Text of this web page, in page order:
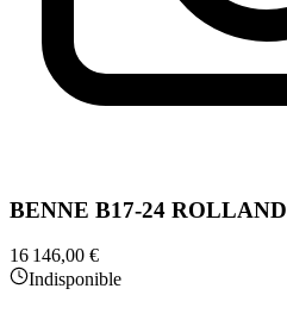
BENNE B17-24 ROLLAND
16 146,00 €
Indisponible